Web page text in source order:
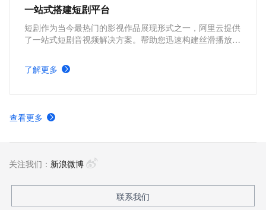
一站式搭建短剧平台
短剧作为当今最热门的影视作品展现形式之一，阿里云提供
了一站式短剧音视频解决方案。帮助您迅速构建丝滑播放体
能生产的短剧平台。
了解更多
查看更多
关注我们： 新浪微博
联系我们